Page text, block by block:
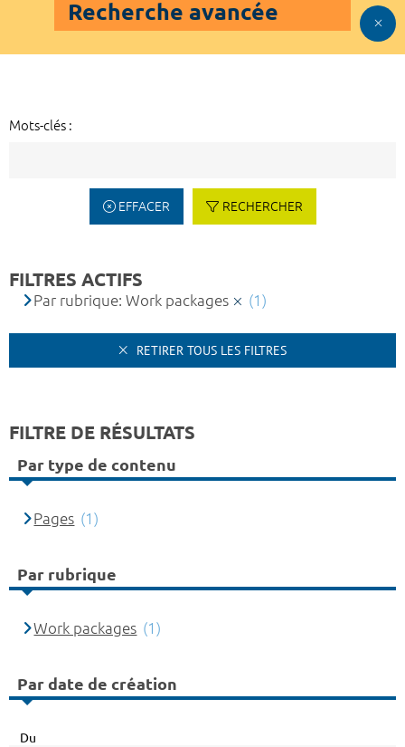
Recherche avancée
Mots-clés :
EFFACER RECHERCHER
FILTRES ACTIFS
Par rubrique: Work packages (1)
RETIRER TOUS LES FILTRES
FILTRE DE RÉSULTATS
Par type de contenu
Pages (1)
Par rubrique
Work packages (1)
Par date de création
Du